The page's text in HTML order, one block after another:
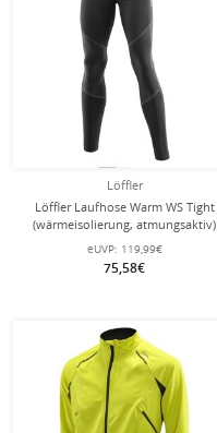
Löffler
Löffler Laufhose Warm WS Tight
(wärmeisolierung, atmungsaktiv)
lang schwarz Herren
eUVP: 119,99€
75,58€